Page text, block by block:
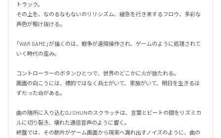
トラック。
その上を、なのるなもないのリリシズム、緩急を行き来するフロウ、多彩な
声色が駆け抜ける。
「WAR GAME」が描くのは、戦争が遠隔操作され、ゲームのように処理されて
いく時代の歪み。
コントローラーのボタンひとつで、世界のどこかに火が放たれる。
画面の向こうには、標的ではなく兵士がいて、家族がいて、明日を生きるは
ずだった命がある。
曲の随所に入り込むDJ SHUNのスクラッチは、言葉とビートの間をリズミカ
ルに切り裂き、壊れた通信音声のように響く。
終盤では、その断片がゲーム画面から現実へ漏れ出すノイズのように、曲の